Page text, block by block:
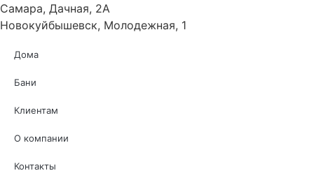
Самара, Дачная, 2А
Новокуйбышевск, Молодежная, 1
Дома
Бани
Клиентам
О компании
Контакты